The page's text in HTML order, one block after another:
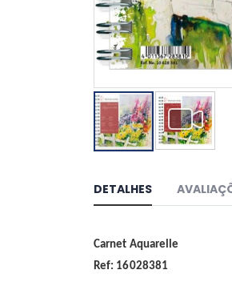
o
início
de
imagens
DETALHES
Carnet Aquarelle
Ref: 16028381